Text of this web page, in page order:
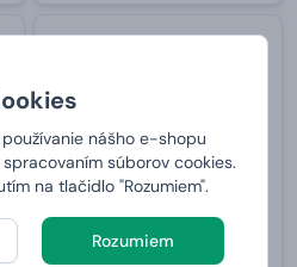
nášho e-shopu
spracovaním súborov cookies.
na tlačidlo "Rozumiem".
Rozumiem